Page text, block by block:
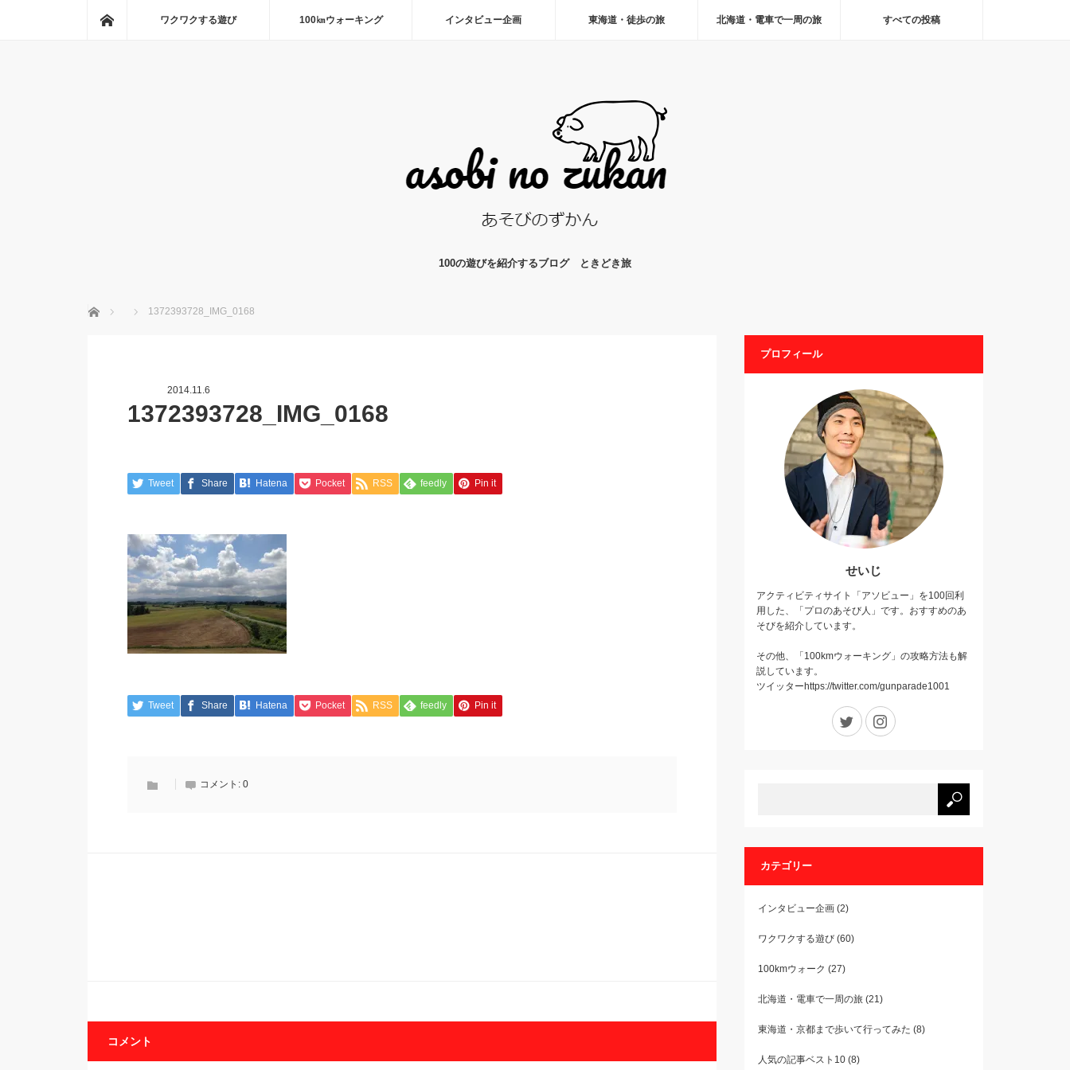
ホームワクワクする遊び 100㎞ウォーキング インタビュー企画 東海道・徒歩の旅 北海道・電車で一周の旅 すべての投稿
100の遊びを紹介するブログ ときどき旅
ホーム 1372393728_IMG_0168
2014.11.6
1372393728_IMG_0168
Tweet Share Hatena Pocket RSS feedly Pin it
Tweet Share Hatena Pocket RSS feedly Pin it
コメント: 0
コメント
プロフィール
せいじ
アクティビティサイト「アソビュー」を100回利
用した、「プロのあそび人」です。おすすめのあ
そびを紹介しています。
その他、「100kmウォーキング」の攻略方法も解
説しています。
ツイッターhttps://twitter.com/gunparade1001
Twitter
カテゴリー
インタビュー企画(2)
ワクワクする遊び(60)
100kmウォーク (27)
北海道・電車で一周の旅 (21)
東海道・京都まで歩いて行ってみた (8)
人気の記事ベスト10(8)